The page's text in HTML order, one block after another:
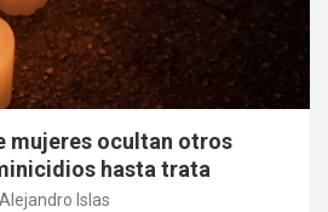
mujeres ocultan otros
hasta trata
Alejandro Islas